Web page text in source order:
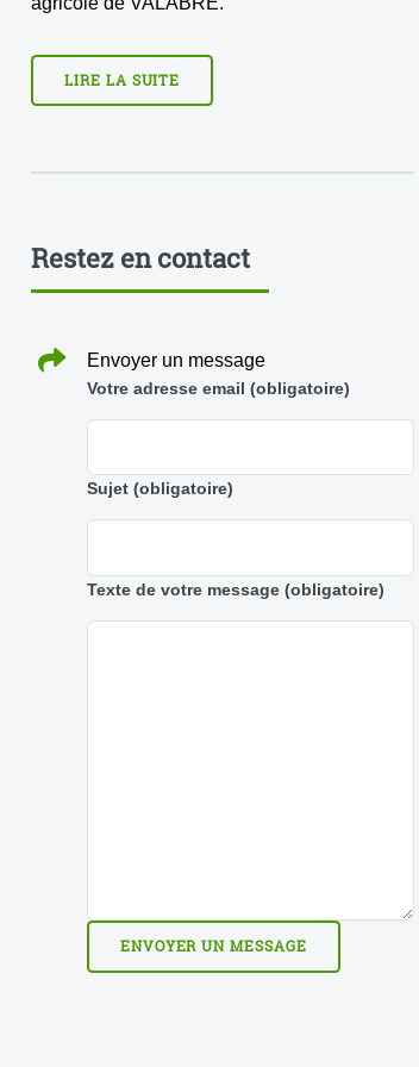
LIRE LA SUITE
Restez en contact
Envoyer un message
Votre adresse email (obligatoire)
Sujet (obligatoire)
Texte de votre message (obligatoire)